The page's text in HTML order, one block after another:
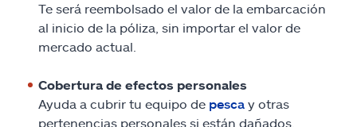
Te será reembolsado el valor de la embarcación
al inicio de la póliza, sin importar el valor de
mercado actual.
Cobertura de efectos personales
Ayuda a cubrir tu equipo de pesca y otras
pertenencias personales si están dañados,